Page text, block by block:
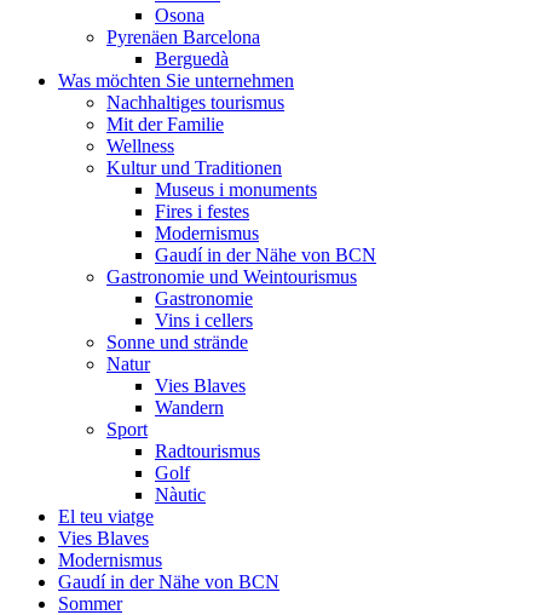
Osona
Pyrenäen Barcelona
Berguedà
Was möchten Sie unternehmen
Nachhaltiges tourismus
Mit der Familie
Wellness
Kultur und Traditionen
Museus i monuments
Fires i festes
Modernismus
Gaudí in der Nähe von BCN
Gastronomie und Weintourismus
Gastronomie
Vins i cellers
Sonne und strände
Natur
Vies Blaves
Wandern
Sport
Radtourismus
Golf
Nàutic
El teu viatge
Vies Blaves
Modernismus
Gaudí in der Nähe von BCN
Sommer